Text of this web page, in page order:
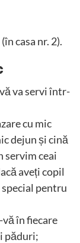
casa nr. 2).
va servi într-
cu mic
dejun și cină
servim ceai
aveți copil
special pentru
în fiecare
păduri;